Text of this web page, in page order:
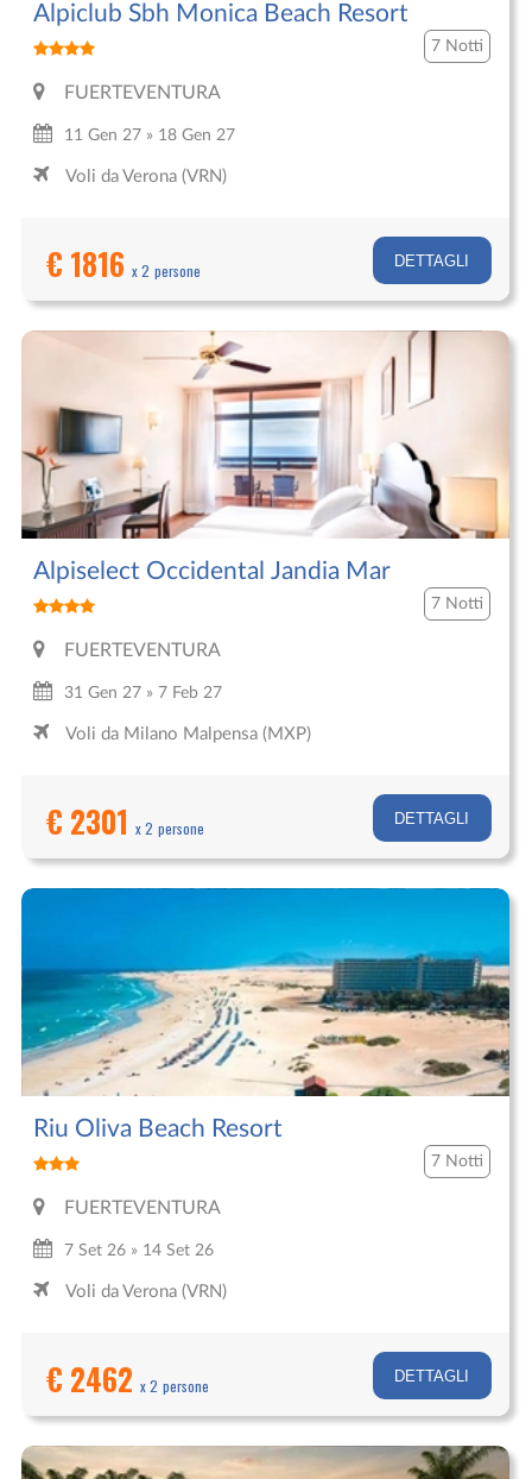
Alpiclub Sbh Monica Beach Resort
7 Notti
FUERTEVENTURA
11 Gen 27 » 18 Gen 27
Voli da Verona (VRN)
€ 1816x 2 persone DETTAGLI
Alpiselect Occidental Jandia Mar
7 Notti
FUERTEVENTURA
31 Gen 27 » 7 Feb 27
Voli da Milano Malpensa (MXP)
€ 2301x 2 persone DETTAGLI
Riu Oliva Beach Resort
7 Notti
FUERTEVENTURA
7 Set 26 » 14 Set 26
Voli da Verona (VRN)
€ 2462x 2 persone DETTAGLI